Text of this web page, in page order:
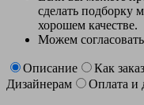
сделать подборку
хорошем качестве.
Можем
Описание Как
Дизайнерам
Оплата и